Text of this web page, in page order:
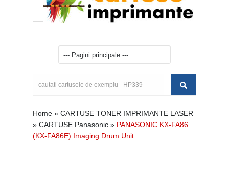
Home » CARTUSE TONER IMPRIMANTE LASER
» CARTUSE Panasonic » PANASONIC KX-FA86
(KX-FA86E) Imaging Drum Unit